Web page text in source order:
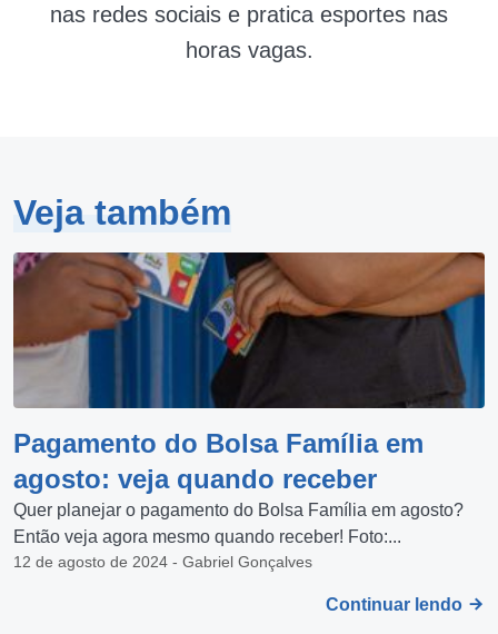
nas redes sociais e pratica esportes nas
horas vagas.
Veja também
Pagamento do Bolsa Família em
agosto: veja quando receber
Quer planejar o pagamento do Bolsa Família em agosto?
Então veja agora mesmo quando receber! Foto:...
12 de agosto de 2024 - Gabriel Gonçalves
Continuar lendo